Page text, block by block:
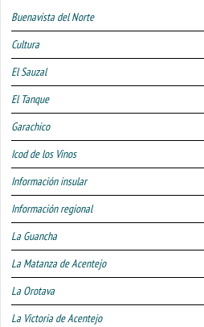
Buenavista del Norte
Cultura
El Sauzal
El Tanque
Garachico
Icod de los Vinos
Información insular
Información regional
La Guancha
La Matanza de Acentejo
La Orotava
La Victoria de Acentejo